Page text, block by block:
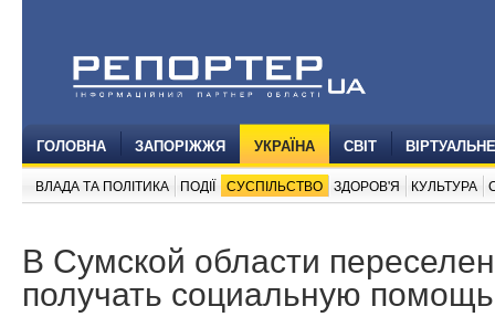
ГОЛОВНА ЗАПОРІЖЖЯ УКРАЇНА СВІТ
ВЛАДА ТА ПОЛІТИКА ПОДІЇ СУСПІЛЬСТВО ЗДОРОВ'Я КУЛЬТУРА
В Сумской области
получать социальную помощь